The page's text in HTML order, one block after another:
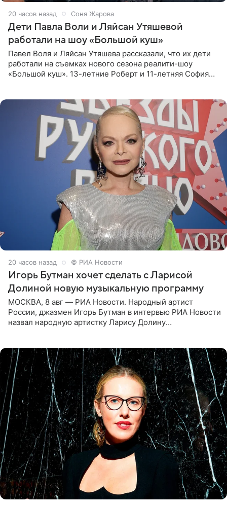
20 часов назад Соня Жарова
Дети Павла Воли и Ляйсан Утяшевой
работали на шоу «Большой куш»
Павел Воля и Ляйсан Утяшева рассказали, что их дети
работали на съемках нового сезона реалити-шоу
«Большой куш». 13-летние Роберт и 11-летняя София
20 часов назад © РИА Новости
Игорь Бутман хочет сделать с Ларисой
Долиной новую музыкальную программу
МОСКВА, 8 авг — РИА Новости. Народный артист
России, джазмен Игорь Бутман в интервью РИА Новости
назвал народную артистку Ларису Долину